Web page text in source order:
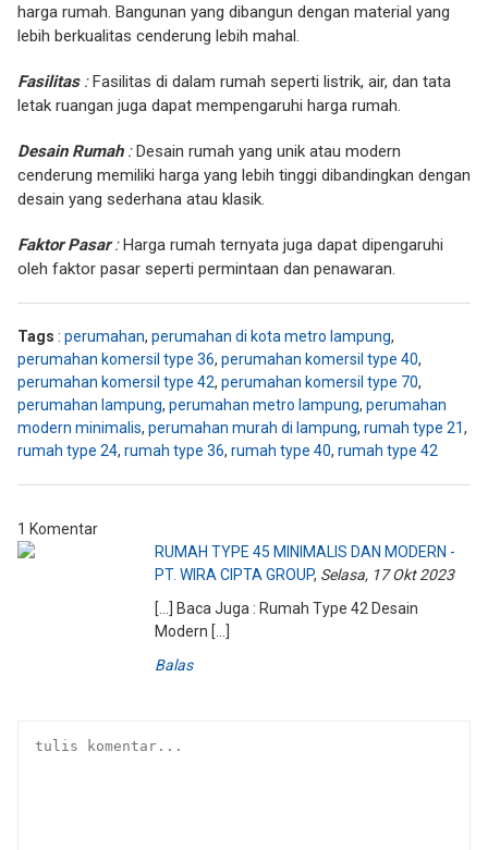
harga rumah. Bangunan yang dibangun dengan material yang
lebih berkualitas cenderung lebih mahal.
Fasilitas:Fasilitas di dalam rumah seperti listrik, air, dan tata
letak ruangan juga dapat mempengaruhi harga rumah.
Desain Rumah :Desain rumah yang unik atau modern
cenderung memiliki harga yang lebih tinggi dibandingkan dengan
desain yang sederhana atau klasik.
Faktor Pasar:Harga rumah ternyata juga dapat dipengaruhi
oleh faktor pasar seperti permintaan dan penawaran.
Tags : perumahan, perumahan di kota metro lampung,
perumahan komersil type 36, perumahan komersil type 40,
perumahan komersil type 42, perumahan komersil type 70,
perumahan lampung, perumahan metro lampung, perumahan
modern minimalis, perumahan murah di lampung, rumah type 21,
rumah type 24, rumah type 36, rumah type 40, rumah type 42
1 Komentar
RUMAH TYPE 45 MINIMALIS DAN MODERN -
PT. WIRA CIPTA GROUP, Selasa, 17 Okt 2023
[…] Baca Juga : Rumah Type 42 Desain
Modern […]
Balas